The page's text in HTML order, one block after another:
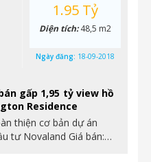
gấp 1,95 tỷ view hồ
Residence
thiện cơ bản dự án
tư Novaland Giá bán:…
1.95 Tỷ
Diện tích:48,5 m2
Ngày đăng: 18-09-2018